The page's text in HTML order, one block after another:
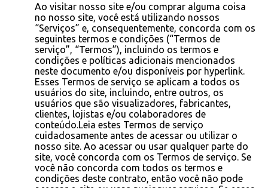
Ao visitar nosso site e/ou comprar alguma coisa
no nosso site, você está utilizando nossos
“Serviços” e, consequentemente, concorda com os
seguintes termos e condições (“Termos de
serviço”, “Termos”), incluindo os termos e
condições e políticas adicionais mencionados
neste documento e/ou disponíveis por hyperlink.
Esses Termos de serviço se aplicam a todos os
usuários do site, incluindo, entre outros, os
usuários que são visualizadores, fabricantes,
clientes, lojistas e/ou colaboradores de
conteúdo.Leia estes Termos de serviço
cuidadosamente antes de acessar ou utilizar o
nosso site. Ao acessar ou usar qualquer parte do
site, você concorda com os Termos de serviço. Se
você não concorda com todos os termos e
condições deste contrato, então você não pode